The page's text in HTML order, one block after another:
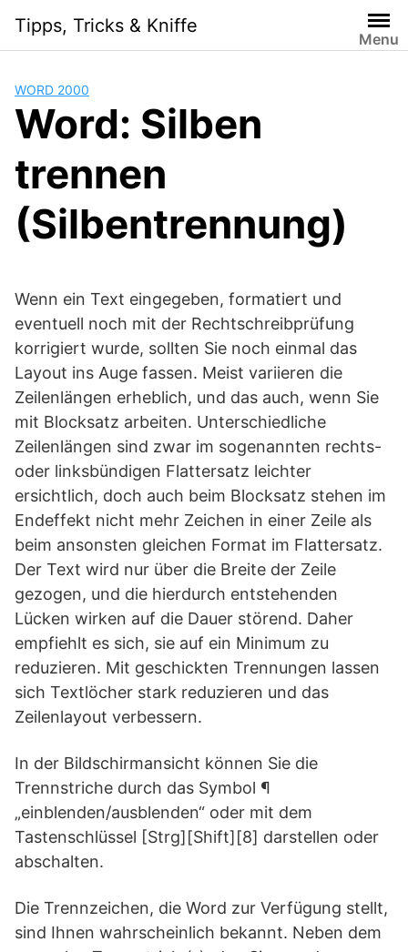
content
Tipps, Tricks & Kniffe
Menu
WORD 2000
Word: Silben
trennen
(Silbentrennung)
Wenn ein Text eingegeben, formatiert und
eventuell noch mit der Rechtschreibprüfung
korrigiert wurde, sollten Sie noch einmal das
Layout ins Auge fassen. Meist variieren die
Zeilenlängen erheblich, und das auch, wenn Sie
mit Blocksatz arbeiten. Unterschiedliche
Zeilenlängen sind zwar im sogenannten rechts-
oder linksbündigen Flattersatz leichter
ersichtlich, doch auch beim Blocksatz stehen im
Endeffekt nicht mehr Zeichen in einer Zeile als
beim ansonsten gleichen Format im Flattersatz.
Der Text wird nur über die Breite der Zeile
gezogen, und die hierdurch entstehenden
Lücken wirken auf die Dauer störend. Daher
empfiehlt es sich, sie auf ein Minimum zu
reduzieren. Mit geschickten Trennungen lassen
sich Textlöcher stark reduzieren und das
Zeilenlayout verbessern.
In der Bildschirmansicht können Sie die
Trennstriche durch das Symbol ¶
„einblenden/ausblenden“ oder mit dem
Tastenschlüssel [Strg][Shift][8] darstellen oder
abschalten.
Die Trennzeichen, die Word zur Verfügung stellt,
sind Ihnen wahrscheinlich bekannt. Neben dem